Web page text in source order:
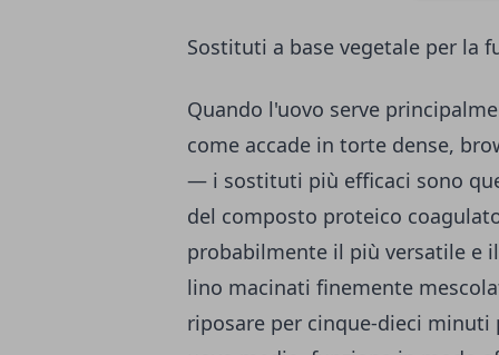
Sostituti a base vegetale per la
Quando l'uovo serve
come accade in torte dense,
— i sostituti più efficaci sono
del composto proteico
probabilmente il più versatile e
lino macinati finemente
riposare per cinque-dieci